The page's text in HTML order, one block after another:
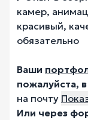
камер,
красивый,
обязательно
Ваши
пожалуйста,
на почту
Или через